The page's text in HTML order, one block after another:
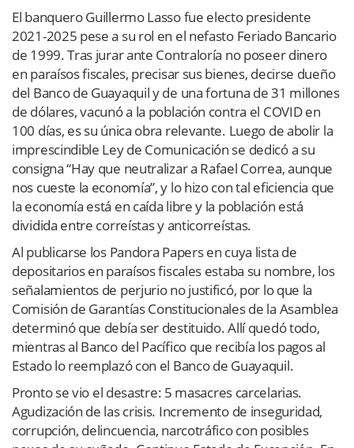
El banquero Guillermo Lasso fue electo presidente
2021-2025 pese a su rol en el nefasto Feriado Bancario
de 1999. Tras jurar ante Contraloría no poseer dinero
en paraísos fiscales, precisar sus bienes, decirse dueño
del Banco de Guayaquil y de una fortuna de 31 millones
de dólares, vacunó a la población contra el COVID en
100 días, es su única obra relevante. Luego de abolir la
imprescindible Ley de Comunicación se dedicó a su
consigna “Hay que neutralizar a Rafael Correa, aunque
nos cueste la economía”, y lo hizo con tal eficiencia que
la economía está en caída libre y la población está
dividida entre correístas y anticorreístas.
Al publicarse los Pandora Papers en cuya lista de
depositarios en paraísos fiscales estaba su nombre, los
señalamientos de perjurio no justificó, por lo que la
Comisión de Garantías Constitucionales de la Asamblea
determinó que debía ser destituido. Allí quedó todo,
mientras al Banco del Pacífico que recibía los pagos al
Estado lo reemplazó con el Banco de Guayaquil.
Prontose vio el desastre: 5 masacres carcelarias.
Agudización de las crisis. Incremento de inseguridad,
corrupción, delincuencia, narcotráfico con posibles